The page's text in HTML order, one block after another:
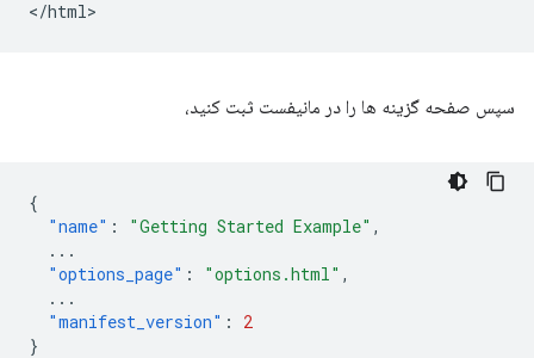
سپس صفحه گزینه ها را در مانیفست ثبت کنید،
{
"name" : "Getting Started Example" ,
...
"options_page" : "options.html" ,
...
"manifest_version" :
2
}